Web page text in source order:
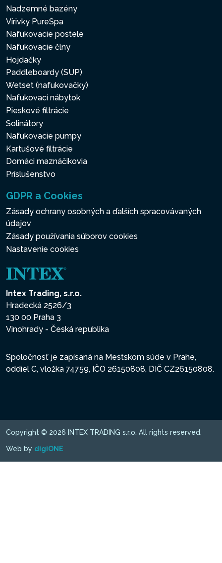
Nadzemné bazény
Vírivky PureSpa
Nafukovacie postele
Nafukovacie člny
Hojdačky
Paddleboardy (SUP)
Wetset (nafukovačky)
Nafukovací nábytok
Pieskové filtrácie
Solinátory
Nafukovacie pumpy
Kartušové filtrácie
Domáci maznáčikovia
Príslušenstvo
GDPR a Cookies
Zásady ochrany osobných a ďalších spracovávaných
údajov
Zásady používania súborov cookies
Nastavenie cookies
Intex Trading, s.r.o.
Hradecká 2526/3
130 00 Praha 3
Vinohrady - Česká republika
Spoločnosť je zapísaná na Mestskom súde v Prahe,
oddiel C, vložka 74759, IČO 26150808, DIČ CZ26150808.
Copyright © 2026 INTEX TRADING s.r.o. All rights reserved.
Web by digiONE